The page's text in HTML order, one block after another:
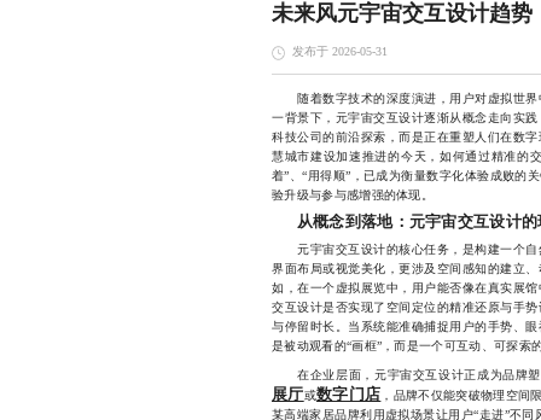
未来风元宇宙交互设计趋势
发布于 2026-05-31
随着数字技术的深度演进，用户对虚拟世界
一背景下，元宇宙交互设计逐渐从概念走向实
科技公司的前沿探索，而是正在重塑人们在数
慧城市建设加速推进的今天，如何通过精准的
着”、“用得顺”，已成为衡量数字化体验成败的
验升级与参与感增强的体现。
从概念到落地：元宇宙交互设计
元宇宙交互设计的核心任务，是构建一个自
界面布局或视觉美化，更涉及空间感知的建立
如，在一个虚拟展览中，用户能否像在真实展
交互设计是否实现了空间定位的精准还原与手
与停留时长。当系统能准确捕捉用户的手势、
是被动观看的“画框”，而是一个可互动、可探索
在企业层面，元宇宙交互设计正成为品牌塑
展厅或数字门店 ，品牌不仅能突破物理空间
某高端家居品牌利用虚拟场景让用户“走进”不